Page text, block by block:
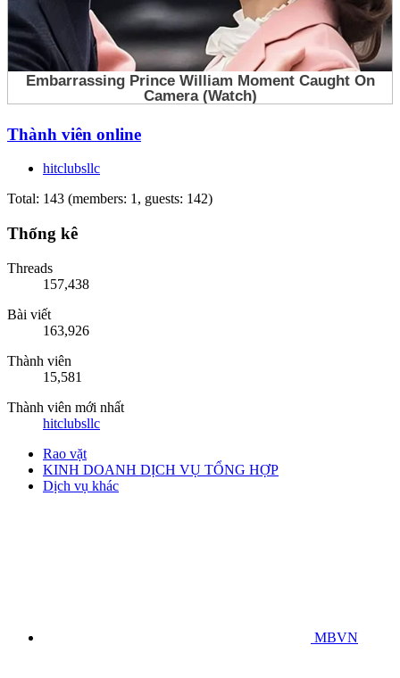
Thành viên online
hitclubsllc
Total: 143 (members: 1, guests: 142)
Thống kê
Threads
157,438
Bài viết
163,926
Thành viên
15,581
Thành viên mới nhất
hitclubsllc
Rao vặt
KINH DOANH DỊCH VỤ TỔNG HỢP
Dịch vụ khác
MBVN